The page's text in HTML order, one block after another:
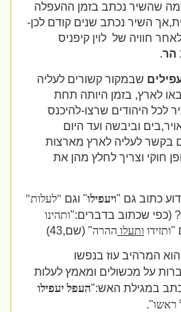
שהשיר נכתב בזמן ההעפלה
השיר נכתב שנים קודם לכן-
לוין קיפניס
.
שבמקור קשורים לעליה
לארץ, בזמן היותה תחת
היהודים שרצו-להיכנס
וביבשה ועד היום
לעליה לארץ מארצות
וצריך לחלץ מהן את
כתוב גם "ויעפילו" וגם"לעלות"
שכתוב בדברים:"ותהינו
ותזידוותעלוההרה" (שם,43)
המרהיב עוז בנפשו
על מכשולים ומאמץ לעלות
במגילת האש:"העפל יעפילו
".